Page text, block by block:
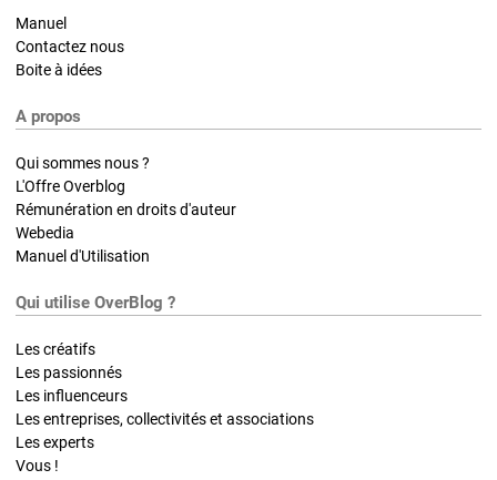
Manuel
Contactez nous
Boite à idées
A propos
Qui sommes nous ?
L'Offre Overblog
Rémunération en droits d'auteur
Webedia
Manuel d'Utilisation
Qui utilise OverBlog ?
Les créatifs
Les passionnés
Les influenceurs
Les entreprises, collectivités et associations
Les experts
Vous !